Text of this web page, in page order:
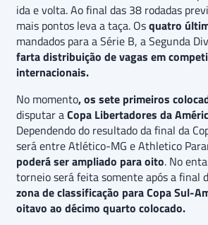
ida e volta. Ao final das 38 rodadas
mais pontos leva a taça. Osquatro
mandados para a Série B, a Segunda
farta distribuição de vagas em
internacionais.
No momento, os sete primeiros
disputar aCopa Libertadores da
Dependendo do resultado da final da
será entre Atlético-MG e Athletico
poderá ser ampliado para oito. No
torneio será feita somente após a final
zona de classificação para Copa Sul-
oitavo ao décimo quarto colocado.